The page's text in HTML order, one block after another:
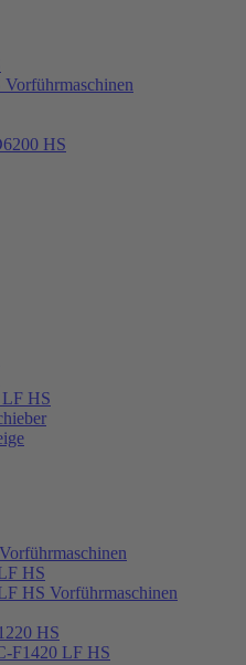
HS
LF HS
HS
HS Vorführmaschinen
HS
F1420 LF HS